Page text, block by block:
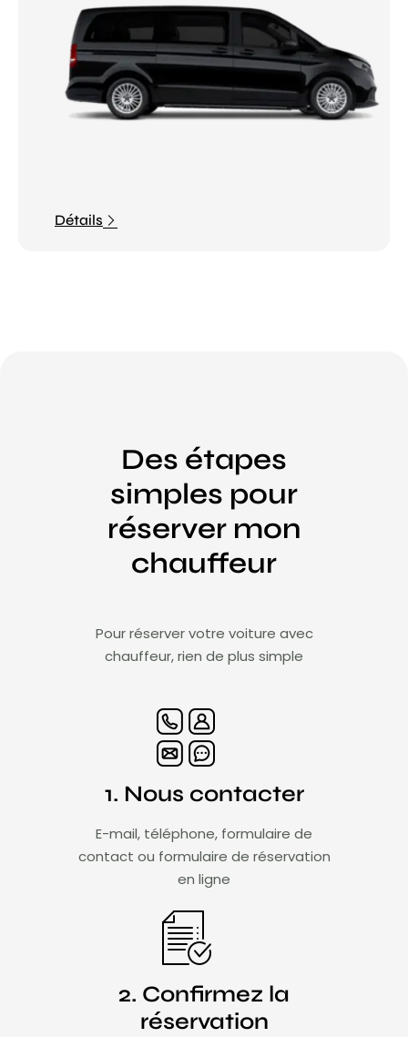
Détails
Des étapes
simples pour
réserver mon
chauffeur
Pour réserver votre voiture avec
chauffeur, rien de plus simple
1. Nous contacter
E-mail, téléphone, formulaire de
contact ou formulaire de réservation
en ligne
2. Confirmez la
réservation